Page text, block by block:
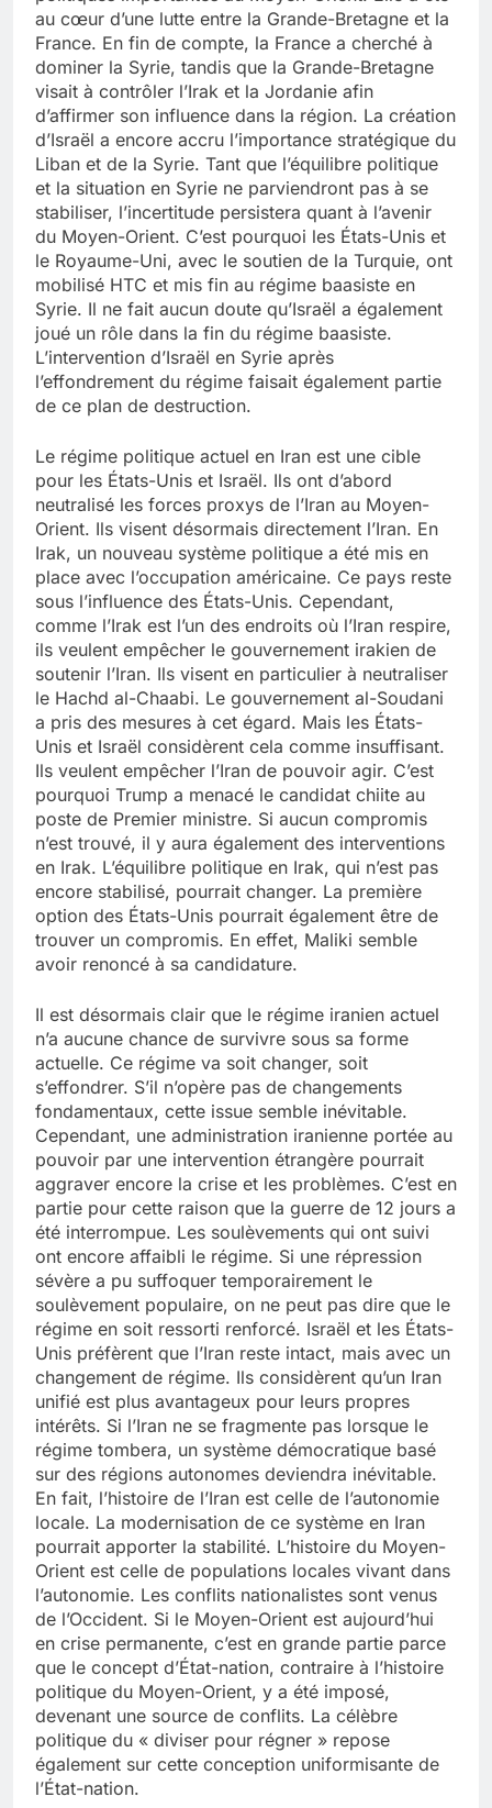
au cœur d’une lutte entre la Grande-Bretagne et la
France. En fin de compte, la France a cherché à
dominer la Syrie, tandis que la Grande-Bretagne
visait à contrôler l’Irak et la Jordanie afin
d’affirmer son influence dans la région. La création
d’Israël a encore accru l’importance stratégique du
Liban et de la Syrie. Tant que l’équilibre politique
et la situation en Syrie ne parviendront pas à se
stabiliser, l’incertitude persistera quant à l’avenir
du Moyen-Orient. C’est pourquoi les États-Unis et
le Royaume-Uni, avec le soutien de la Turquie, ont
mobilisé HTC et mis fin au régime baasiste en
Syrie. Il ne fait aucun doute qu’Israël a également
joué un rôle dans la fin du régime baasiste.
L’intervention d’Israël en Syrie après
l’effondrement du régime faisait également partie
de ce plan de destruction.
Le régime politique actuel en Iran est une cible
pour les États-Unis et Israël. Ils ont d’abord
neutralisé les forces proxys de l’Iran au Moyen-
Orient. Ils visent désormais directement l’Iran. En
Irak, un nouveau système politique a été mis en
place avec l’occupation américaine. Ce pays reste
sous l’influence des États-Unis. Cependant,
comme l’Irak est l’un des endroits où l’Iran respire,
ils veulent empêcher le gouvernement irakien de
soutenir l’Iran. Ils visent en particulier à neutraliser
le Hachd al-Chaabi. Le gouvernement al-Soudani
a pris des mesures à cet égard. Mais les États-
Unis et Israël considèrent cela comme insuffisant.
Ils veulent empêcher l’Iran de pouvoir agir. C’est
pourquoi Trump a menacé le candidat chiite au
poste de Premier ministre. Si aucun compromis
n’est trouvé, il y aura également des interventions
en Irak. L’équilibre politique en Irak, qui n’est pas
encore stabilisé, pourrait changer. La première
option des États-Unis pourrait également être de
trouver un compromis. En effet, Maliki semble
avoir renoncé à sa candidature.
Il est désormais clair que le régime iranien actuel
n’a aucune chance de survivre sous sa forme
actuelle. Ce régime va soit changer, soit
s’effondrer. S’il n’opère pas de changements
fondamentaux, cette issue semble inévitable.
Cependant, une administration iranienne portée au
pouvoir par une intervention étrangère pourrait
aggraver encore la crise et les problèmes. C’est en
partie pour cette raison que la guerre de 12 jours a
été interrompue. Les soulèvements qui ont suivi
ont encore affaibli le régime. Si une répression
sévère a pu suffoquer temporairement le
soulèvement populaire, on ne peut pas dire que le
régime en soit ressorti renforcé. Israël et les États-
Unis préfèrent que l’Iran reste intact, mais avec un
changement de régime. Ils considèrent qu’un Iran
unifié est plus avantageux pour leurs propres
intérêts. Si l’Iran ne se fragmente pas lorsque le
régime tombera, un système démocratique basé
sur des régions autonomes deviendra inévitable.
En fait, l’histoire de l’Iran est celle de l’autonomie
locale. La modernisation de ce système en Iran
pourrait apporter la stabilité. L’histoire du Moyen-
Orient est celle de populations locales vivant dans
l’autonomie. Les conflits nationalistes sont venus
de l’Occident. Si le Moyen-Orient est aujourd’hui
en crise permanente, c’est en grande partie parce
que le concept d’État-nation, contraire à l’histoire
politique du Moyen-Orient, y a été imposé,
devenant une source de conflits. La célèbre
politique du « diviser pour régner » repose
également sur cette conception uniformisante de
l’État-nation.